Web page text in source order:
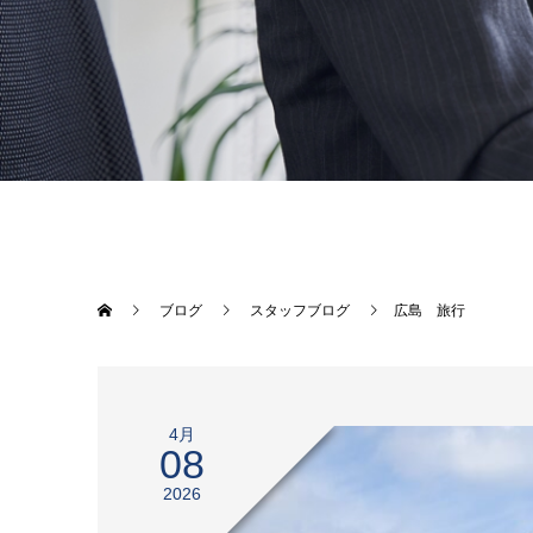
ブログ スタッフブログ 広島 旅行
4月
08
2026